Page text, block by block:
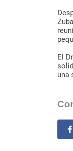
El
una